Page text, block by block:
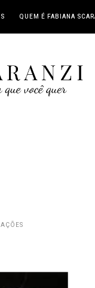
QUEM É FABIANA